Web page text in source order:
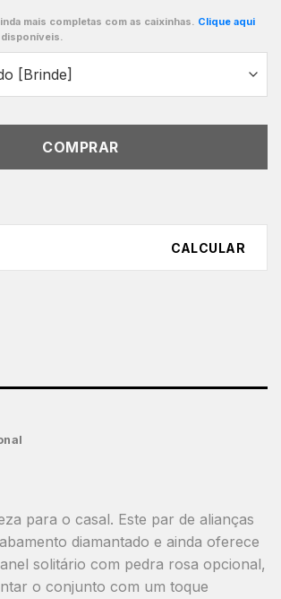
mais completas com as caixinhas. Clique aqui
COMPRAR
CALCULAR
para o casal. Este par de alianças
diamantado e ainda oferece
solitário com pedra rosa opcional,
o conjunto com um toque